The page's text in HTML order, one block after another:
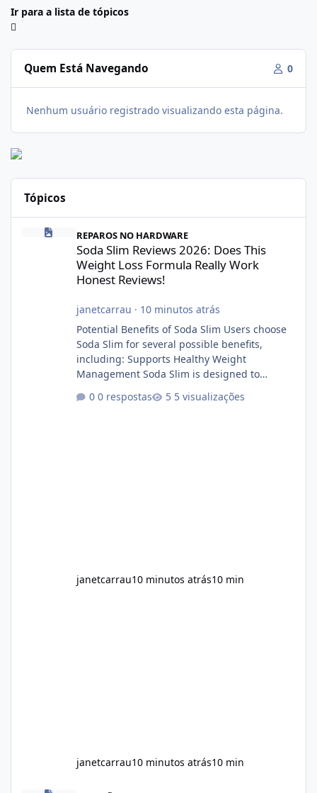
Ir para a lista de tópicos
Quem Está Navegando 0
Nenhum usuário registrado visualizando esta página.
Tópicos
Soda Slim Reviews 2026: Does This Weight Loss Formula Really
REPAROS NO HARDWARE
Soda Slim Reviews 2026: Does This
Weight Loss Formula Really Work
Honest Reviews!
janetcarrau · 10 minutos atrás
Potential Benefits of Soda Slim Users choose
Soda Slim for several possible benefits,
including: Supports Healthy Weight
Management Soda Slim is designed to
exercise rather than replace them.
0 respostas 5 visualizações
janetcarrau10 minutos atrás10 min
janetcarrau10 minutos atrás10 min